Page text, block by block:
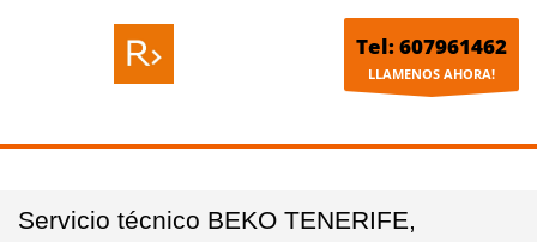
Tel: 607961462
LLAMENOS AHORA!
Servicio técnico BEKO TENERIFE,